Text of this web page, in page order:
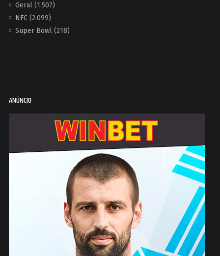
Geral(1.507)
NFC(2.099)
Super Bowl(218)
ANÚNCIO